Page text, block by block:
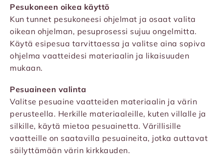
Pesukoneen oikea käyttö
Kun tunnet pesukoneesi ohjelmat ja osaat valita
oikean ohjelman, pesuprosessi sujuu ongelmitta.
Käytä esipesua tarvittaessa ja valitse aina sopiva
ohjelma vaatteidesi materiaalin ja likaisuuden
mukaan.
Pesuaineen valinta
Valitse pesuaine vaatteiden materiaalin ja värin
perusteella. Herkille materiaaleille, kuten villalle ja
silkille, käytä mietoa pesuainetta. Värillisille
vaatteille on saatavilla pesuaineita, jotka auttavat
säilyttämään värin kirkkauden.